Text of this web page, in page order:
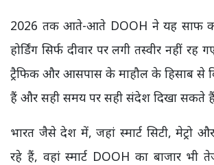
2026 तक आते-आते DOOH ने यह साफ
होर्डिंग सिर्फ दीवार पर लगी तस्वीर नहीं
ट्रैफिक और आसपास के माहौल के हिसाब से
हैं और सही समय पर सही संदेश दिखा सकते
भारत जैसे देश में, जहां स्मार्ट सिटी, मेट्रो
रहे हैं, वहां स्मार्ट DOOH का बाजार भी